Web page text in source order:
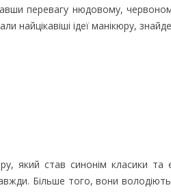
перевагу нюдовому,
найцікавіші ідеї манікюру,
який став синонім класики та
Більше того, вони